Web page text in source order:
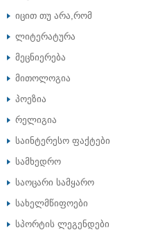
იცით თუ არა,რომ
ლიტერატურა
მეცნიერება
მითოლოგია
პოეზია
რელიგია
საინტერესო ფაქტები
სამხედრო
საოცარი სამყარო
სახელმწიფოები
სპორტის ლეგენდები